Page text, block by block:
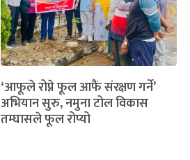
‘आफूले रोप्ने फूल आफैं संरक्षण गर्ने’
अभियान सुरु, नमुना टोल विकास
तम्घासले फूल रोप्यो